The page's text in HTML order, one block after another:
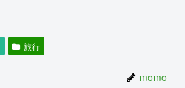
旅行
momo